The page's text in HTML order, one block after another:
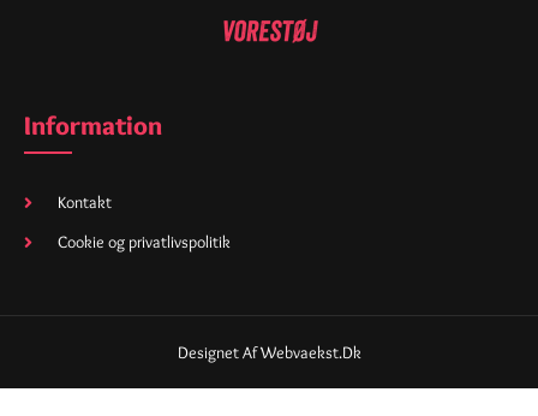
Information
Kontakt
Cookie og privatlivspolitik
Designet Af Webvaekst.dk